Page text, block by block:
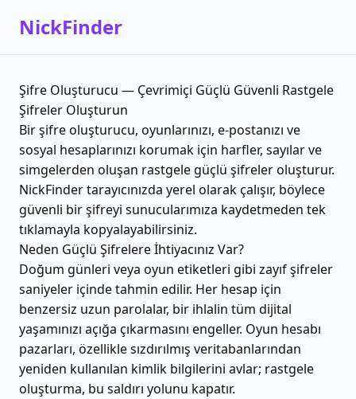
NickFinder
Şifre Oluşturucu — Çevrimiçi Güçlü Güvenli Rastgele
Şifreler Oluşturun
Bir şifre oluşturucu, oyunlarınızı, e-postanızı ve
sosyal hesaplarınızı korumak için harfler, sayılar ve
simgelerden oluşan rastgele güçlü şifreler oluşturur.
NickFinder tarayıcınızda yerel olarak çalışır, böylece
güvenli bir şifreyi sunucularımıza kaydetmeden tek
tıklamayla kopyalayabilirsiniz.
Neden Güçlü Şifrelere İhtiyacınız Var?
Doğum günleri veya oyun etiketleri gibi zayıf şifreler
saniyeler içinde tahmin edilir. Her hesap için
benzersiz uzun parolalar, bir ihlalin tüm dijital
yaşamınızı açığa çıkarmasını engeller. Oyun hesabı
pazarları, özellikle sızdırılmış veritabanlarından
yeniden kullanılan kimlik bilgilerini avlar; rastgele
oluşturma, bu saldırı yolunu kapatır.